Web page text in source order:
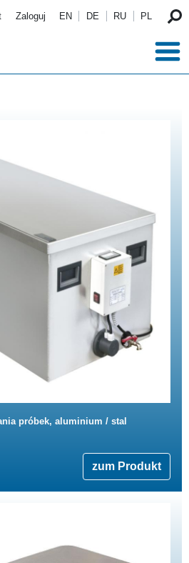
Zaloguj EN DE RU PL
próbek, aluminium / stal
zum Produkt